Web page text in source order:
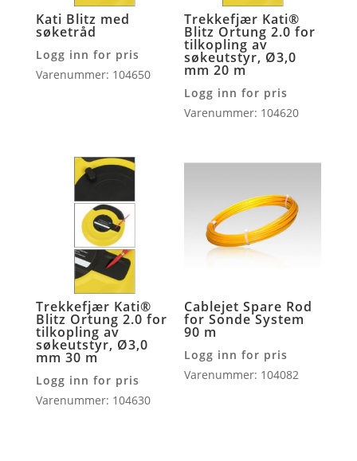
Kati Blitz med
søketråd
Logg inn for pris
Varenummer: 104650
Trekkefjær Kati®
Blitz Ortung 2.0 for
tilkopling av
søkeutstyr, Ø3,0
mm 20 m
Logg inn for pris
Varenummer: 104620
Trekkefjær Kati®
Blitz Ortung 2.0 for
tilkopling av
søkeutstyr, Ø3,0
mm 30 m
Logg inn for pris
Varenummer: 104630
Cablejet Spare Rod
for Sonde System
90 m
Logg inn for pris
Varenummer: 104082